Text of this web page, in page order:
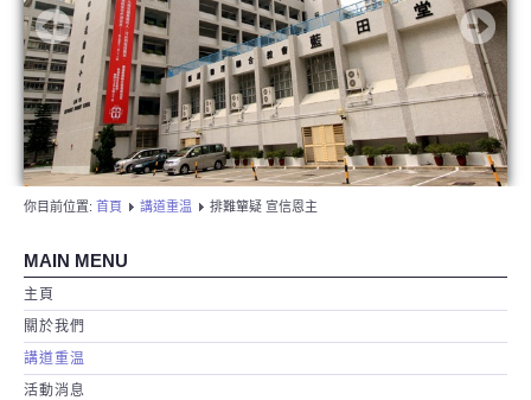
你目前位置: 首頁 講道重温 排難簞疑 宣信恩主
MAIN MENU
主頁
關於我們
講道重温
活動消息